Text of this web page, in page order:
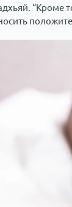
“Кроме